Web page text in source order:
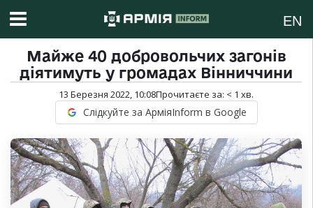
EN
Майже 40 добровольчих загонів
діятимуть у громадах Вінниччини
13 Березня 2022, 10:08Прочитаєте за: < 1 хв.
Слідкуйте за АрміяInform в Google